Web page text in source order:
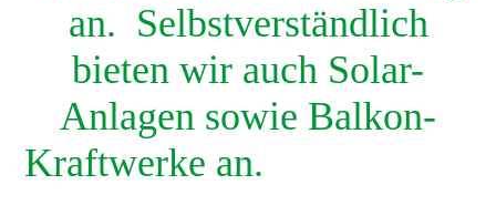
an. Selbstverständlich
bieten wir auch Solar-
Anlagen sowie Balkon-
Kraftwerke an.